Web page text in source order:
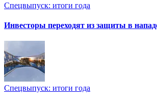
Спецвыпуск: итоги года
Инвесторы переходят из защиты в
Спецвыпуск: итоги года